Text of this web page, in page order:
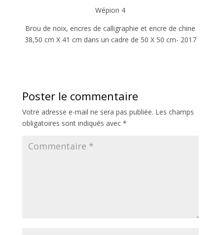
Wépion 4
Brou de noix, encres de calligraphie et encre de chine
38,50 cm X 41 cm dans un cadre de 50 X 50 cm- 2017
Poster le commentaire
Votre adresse e-mail ne sera pas publiée. Les champs
obligatoires sont indiqués avec *